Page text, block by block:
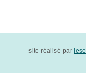
site réalisé par